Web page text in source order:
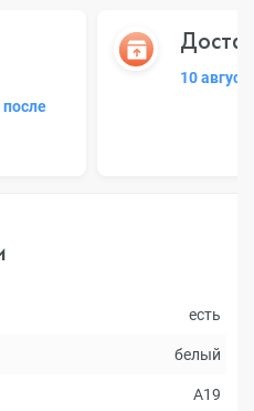
после
10
есть
белый
A19